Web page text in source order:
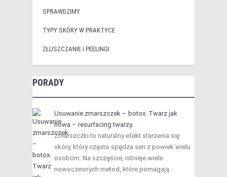
SPRAWDZIMY
TYPY SKÓRY W PRAKTYCE
ZŁUSZCZANIE I PEELINGI
PORADY
Usuwanie zmarszczek – botox. Twarz jak
nowa – resurfacing twarzy.
Zmarszczki to naturalny efekt starzenia się
skóry, który często spędza sen z powiek wielu
osobom. Na szczęście, istnieje wiele
nowoczesnych metod, które pomagają …